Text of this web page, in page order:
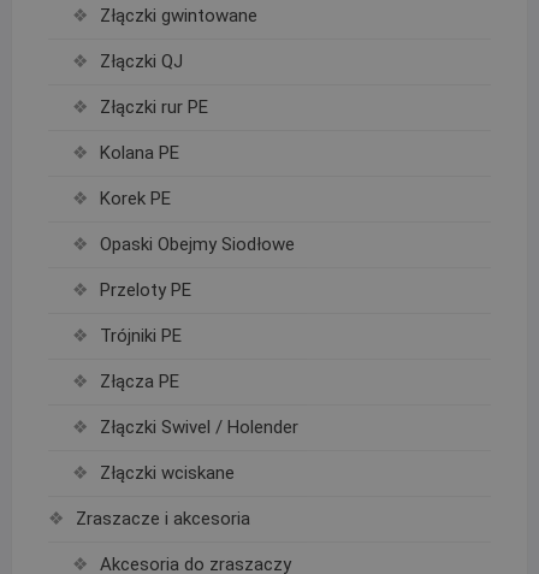
Złączki gwintowane
Złączki QJ
Złączki rur PE
Kolana PE
Korek PE
Opaski Obejmy Siodłowe
Przeloty PE
Trójniki PE
Złącza PE
Złączki Swivel / Holender
Złączki wciskane
Zraszacze i akcesoria
Akcesoria do zraszaczy